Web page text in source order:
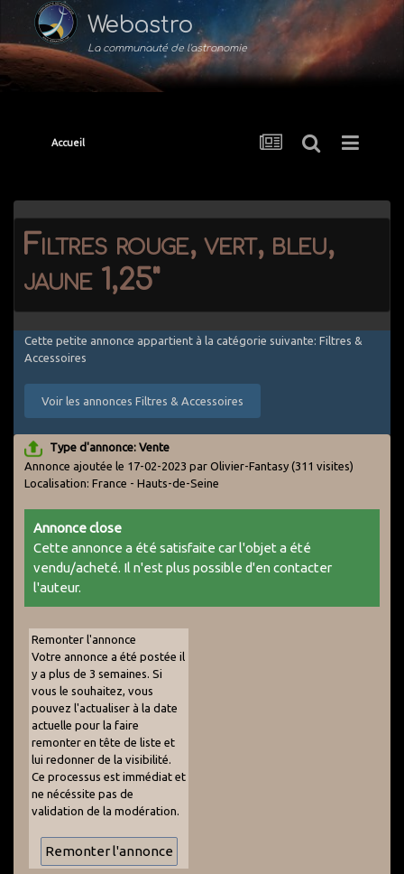
Webastro
La communauté de l'astronomie
Accueil
Filtres rouge, vert, bleu,
jaune 1,25"
Cette petite annonce appartient à la catégorie suivante: Filtres &
Accessoires
Voir les annonces Filtres & Accessoires
Type d'annonce: Vente
Annonce ajoutée le 17-02-2023 par Olivier-Fantasy (311 visites)
Localisation: France - Hauts-de-Seine
Annonce close
Cette annonce a été satisfaite car l'objet a été
vendu/acheté. Il n'est plus possible d'en contacter
l'auteur.
Remonter l'annonce
Votre annonce a été postée il
y a plus de 3 semaines. Si
vous le souhaitez, vous
pouvez l'actualiser à la date
actuelle pour la faire
remonter en tête de liste et
lui redonner de la visibilité.
Ce processus est immédiat et
ne nécéssite pas de
validation de la modération.